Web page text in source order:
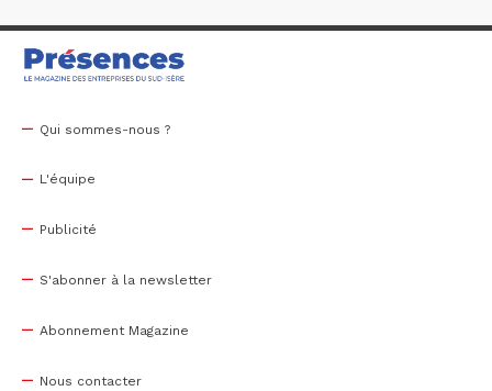
Qui sommes-nous ?
L'équipe
Publicité
S'abonner à la newsletter
Abonnement Magazine
Nous contacter